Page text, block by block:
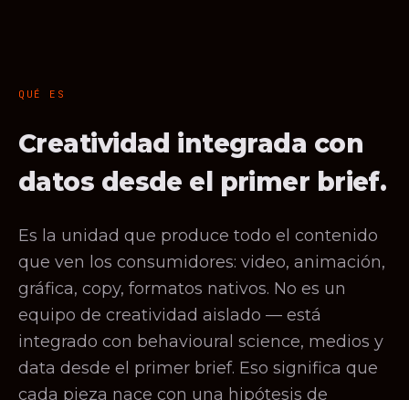
QUÉ ES
Creatividad integrada con
datos desde el primer brief.
Es la unidad que produce todo el contenido
que ven los consumidores: video, animación,
gráfica, copy, formatos nativos. No es un
equipo de creatividad aislado — está
integrado con behavioural science, medios y
data desde el primer brief. Eso significa que
cada pieza nace con una hipótesis de